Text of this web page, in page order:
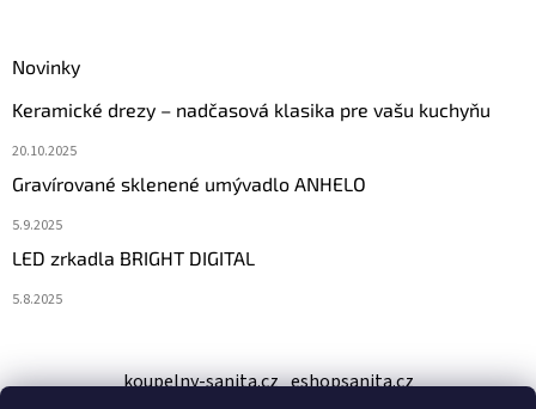
Novinky
Keramické drezy – nadčasová klasika pre vašu kuchyňu
20.10.2025
Gravírované sklenené umývadlo ANHELO
5.9.2025
LED zrkadla BRIGHT DIGITAL
5.8.2025
koupelny-sanita.cz eshopsanita.cz